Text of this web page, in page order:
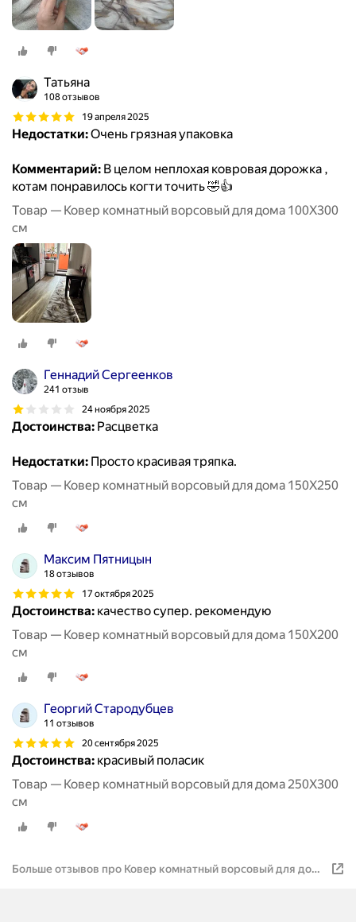
Татьяна
108 отзывов
19 апреля 2025
Недостатки:Очень грязная упаковка
Комментарий: В целом неплохая ковровая дорожка ,
котам понравилось когти точить 🤣👍
Товар — Ковер комнатный ворсовый для дома 100Х300
см
Геннадий Сергеенков
241 отзыв
24 ноября 2025
Достоинства: Расцветка
Недостатки: Просто красивая тряпка.
Товар — Ковер комнатный ворсовый для дома 150Х250
см
Максим Пятницын
18 отзывов
17 октября 2025
Достоинства: качество супер. рекомендую
Товар — Ковер комнатный ворсовый для дома 150Х200
см
Георгий Стародубцев
11 отзывов
20 сентября 2025
Достоинства: красивый поласик
Товар — Ковер комнатный ворсовый для дома 250Х300
см
Больше отзывов про Ковер комнатный ворсовый для дома